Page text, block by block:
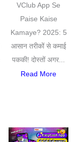
VClub App Se
Paise Kaise
Kamaye? 2025: 5
आसान तरीकों से कमाई
पककी! दोस्तों अगर...
Read More